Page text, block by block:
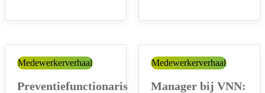
Preventiefunctionaris
Categorie:
Medewerkerverhaal
Manager bij VNN:
Categorie:
Medewerkerverhaal